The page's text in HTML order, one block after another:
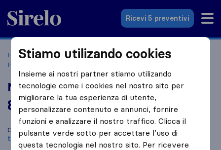
Sirelo.it
Ricevi 5 preventivi
Home Le 10 migliori aziende di traslochi in Italia
Prospero
M2 traslochi di Maugeri Mario
8,0 basato su 5
recensioni di Sirelo e Google
i
Confronta M2 traslochi di Maugeri Mario con altreaziende di
traslochidiSan Prospero
Stiamo utilizando cookies
Insieme ai nostri partner stiamo utilizando
tecnologie come i cookies nel nostro sito per
migliorare la tua esperienza di utente,
personalizzare contenuto e annunci, fornire
funzioni e analizzare il nostro traffico. Clicca il
pulsante verde sotto per accettare l’uso di
questa tecnologia nel nostro sito. Per ricevere